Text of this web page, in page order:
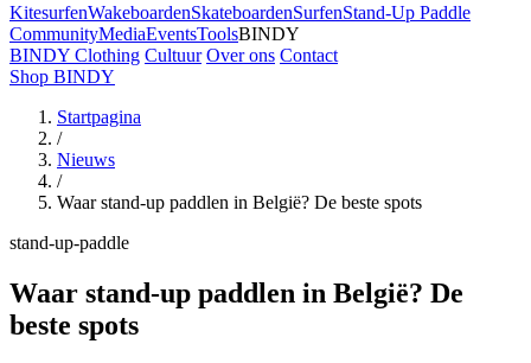
KitesurfenWakeboardenSkateboardenSurfenStand-Up Paddle
CommunityMediaEventsToolsBINDY
BINDY Clothing Cultuur Over ons Contact
Shop BINDY
Startpagina
/
Nieuws
/
Waar stand-up paddlen in België? De beste spots
stand-up-paddle
Waar stand-up paddlen in België? De
beste spots